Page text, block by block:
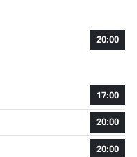
20:00
17:00
20:00
20:00